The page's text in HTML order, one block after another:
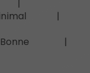
|
|
| Bonne |